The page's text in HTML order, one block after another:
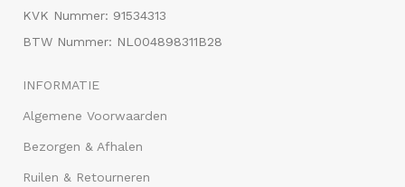
KVK Nummer: 91534313
BTW Nummer: NL004898311B28
INFORMATIE
Algemene Voorwaarden
Bezorgen & Afhalen
Ruilen & Retourneren